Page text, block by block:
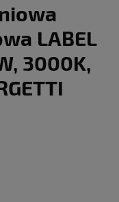
LABEL
3000K,